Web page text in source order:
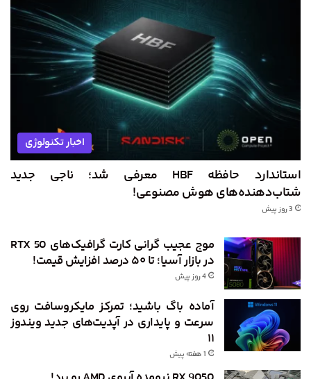
اخبار تکنولوژی
استاندارد حافظه HBF معرفی شد؛ ناجی جدید
شتاب‌دهنده‌های هوش مصنوعی!
3 روز پیش
موج عجیب گرانی کارت گرافیک‌های RTX 50
در بازار آسیا؛ تا ۵۰ درصد افزایش قیمت!
4 روز پیش
آماده باگ باشید؛ تمرکز مایکروسافت روی
سرعت و پایداری در آپدیت‌های جدید ویندوز
۱۱
1 هفته پیش